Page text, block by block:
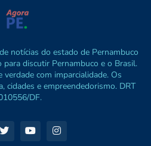
notícias do estado de Pernambuco
discutir Pernambuco e o Brasil.
com imparcialidade. Os
cidades e empreendedorismo. DRT
DF.